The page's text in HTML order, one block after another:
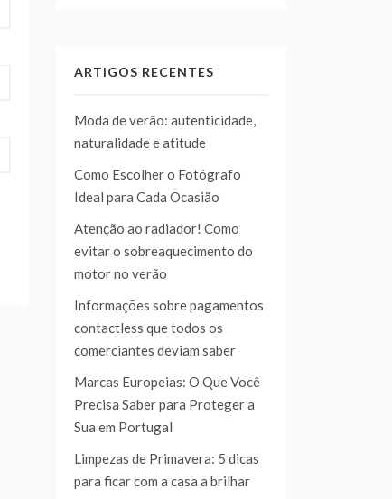
ARTIGOS RECENTES
Moda de verão: autenticidade,
naturalidade e atitude
Como Escolher o Fotógrafo
Ideal para Cada Ocasião
Atenção ao radiador! Como
evitar o sobreaquecimento do
motor no verão
Informações sobre pagamentos
contactless que todos os
comerciantes deviam saber
Marcas Europeias: O Que Você
Precisa Saber para Proteger a
Sua em Portugal
Limpezas de Primavera: 5 dicas
para ficar com a casa a brilhar